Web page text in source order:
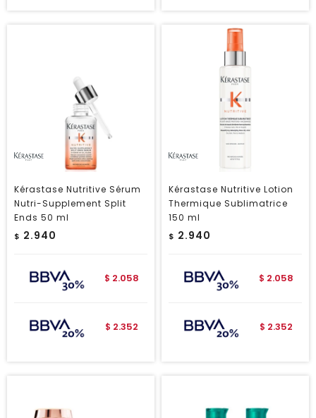
Kérastase Nutritive Sérum
Nutri-Supplement Split
Ends 50 ml
$ 2.940
$ 2.058
$ 2.352
Kérastase Nutritive Lotion
Thermique Sublimatrice
150 ml
$ 2.940
$ 2.058
$ 2.352